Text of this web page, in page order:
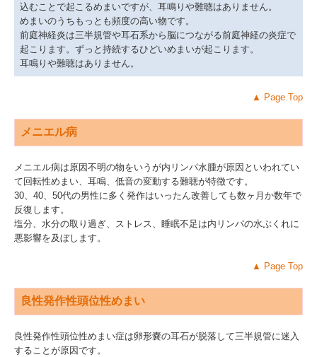
込むことで起こるめまいですが、耳鳴りや難聴はありません。
めまいのうちもっとも頻度の高い物です。
前庭神経炎は三半規管や耳石系から脳につながる前庭神経の炎症で
起こります。ずっと持続するひどいめまいが起こります。
耳鳴りや難聴はありません。
▲ Page Top
メニエル病
メニエル病は原因不明の物をいうが内リンパ水腫が原因といわれてい
て回転性めまい、耳鳴、低音の変動する難聴が特徴です。
30、40、50代の男性に多く発作はいったん改善しても数ヶ月か数年で
反復します。
塩分、水分の取り過ぎ、ストレス、睡眠不足は内リンパの水ぶくれに
悪影響を及ぼします。
▲ Page Top
良性発作性頭位性めまい
良性発作性頭位性めまい症は卵形嚢の耳石が脱落して三半規管に迷入
することが原因です。